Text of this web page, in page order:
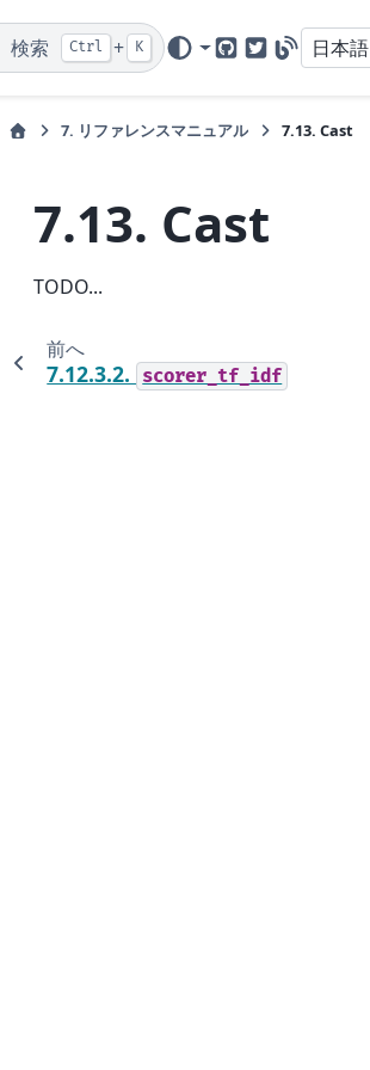
検索 Ctrl + K
GitHubTwitter
Blog
日本語
7. リファレンスマニュアル 7.13. Cast
7.13. Cast
TODO...
前へ
7.12.3.2. scorer_tf_idf